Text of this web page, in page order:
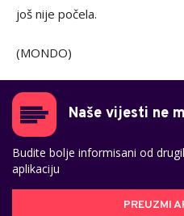
još nije počela.
(MONDO)
Naše vijesti ne
Budite bolje informisani od
aplikaciju
PREUZMI